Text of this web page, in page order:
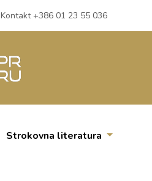
Kontakt +386 01 23 55 036
Strokovna literatura